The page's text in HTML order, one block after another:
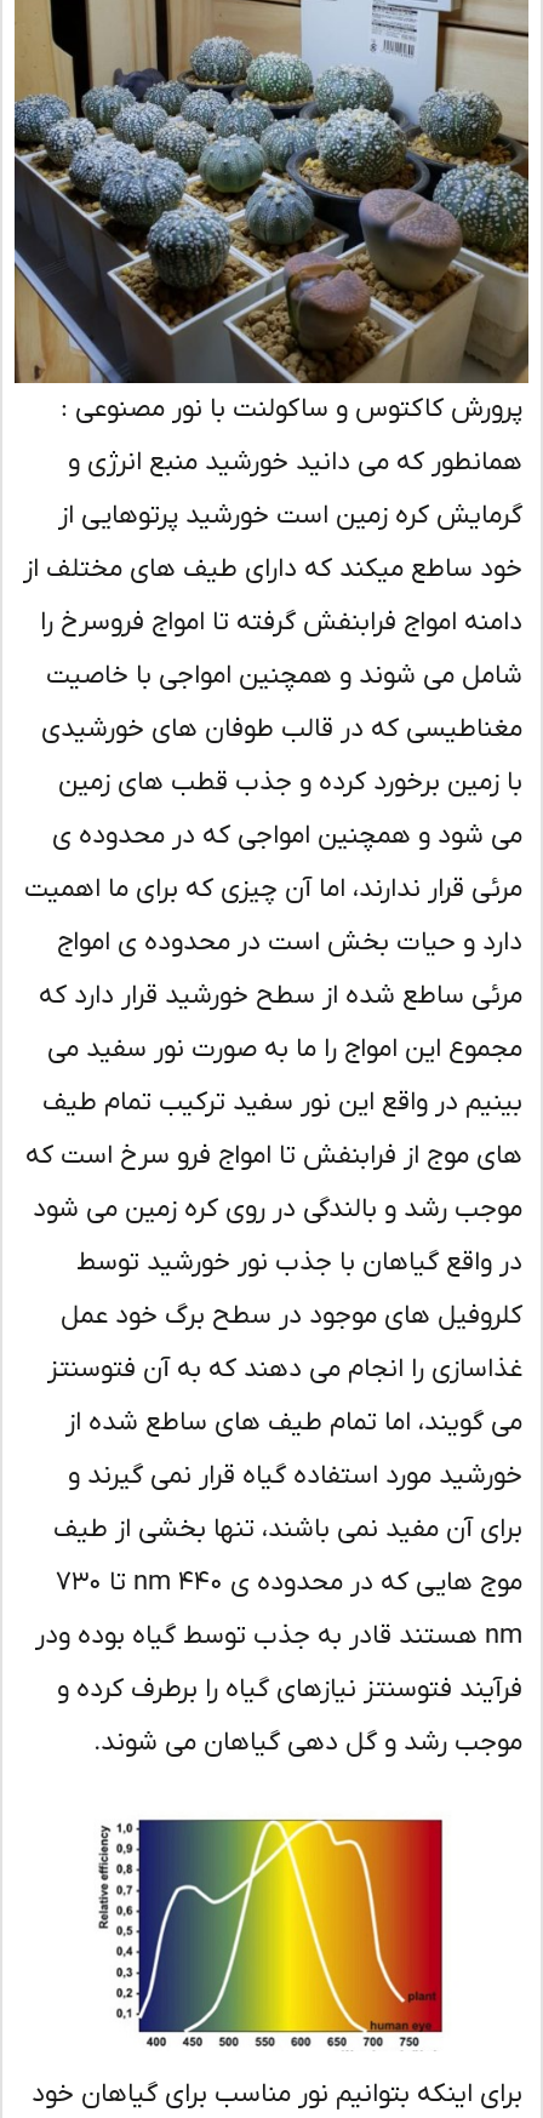
کاکتوس و ساکولنت با نور مصنوعی :
که می دانید خورشید منبع انرژی و
کره زمین است خورشید پرتوهایی از
ساطع میکند که دارای طیف های مختلف از
امواج فرابنفش گرفته تا امواج فروسرخ را
می شوند و همچنین امواجی با خاصیت
که در قالب طوفان های خورشیدی
زمین برخورد کرده و جذب قطب های زمین
شود و همچنین امواجی که در محدوده ی
قرار ندارند، اما آن چیزی که برای ما اهمیت
و حیات بخش است در محدوده ی امواج
ساطع شده از سطح خورشید قرار دارد که
این امواج را ما به صورت نور سفید می
در واقع این نور سفید ترکیب تمام طیف
موج از فرابنفش تا امواج فرو سرخ است که
رشد و بالندگی در روی کره زمین می شود
واقع گیاهان با جذب نور خورشید توسط
های موجود در سطح برگ خود عمل
را انجام می دهند که به آن فتوسنتز
گویند، اما تمام طیف های ساطع شده از
مورد استفاده گیاه قرار نمی گیرند و
آن مفید نمی باشند، تنها بخشی از طیف
موج هایی که در محدوده ی ۴۴۰ nm تا ۷۳۰
nm هستند قادر به جذب توسط گیاه بوده ودر
فتوسنتز نیازهای گیاه را برطرف کرده و
رشد و گل دهی گیاهان می شوند.
اینکه بتوانیم نور مناسب برای گیاهان خود